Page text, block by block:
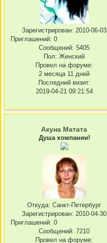
Зарегистрирован: 2010-06-03
Приглашений: 0
Сообщений: 5405
Пол: Женский
Провел на форуме:
2 месяца 11 дней
Последний визит:
2019-04-21 09:21:54
Акуна Матата
Душа компании!
Откуда: Санкт-Петербург
Зарегистрирован: 2010-04-30
Приглашений: 0
Сообщений: 7210
Провел на форуме: